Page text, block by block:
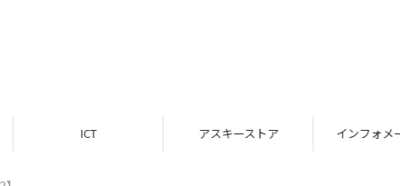
アスキーストア インフォメーション